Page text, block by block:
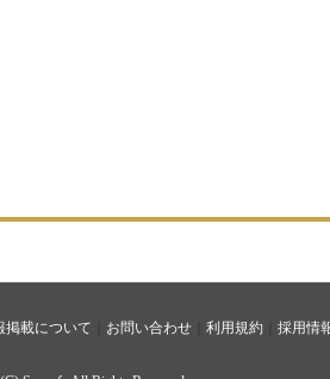
掲載について お問い合わせ 利用規約 採用情